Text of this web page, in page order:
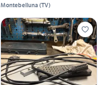
Montebelluna (TV)